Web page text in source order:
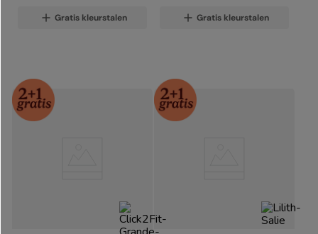
Gratis kleurstalen Gratis kleurstalen